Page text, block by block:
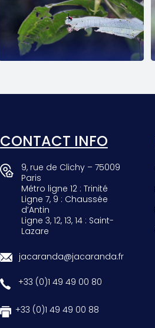
CONTACT INFO
9, rue de Clichy – 75009
Paris
Métro ligne 12 : Trinité
Ligne 7, 9 : Chaussée
d’Antin
Ligne 3, 12, 13, 14 : Saint-
Lazare
jacaranda@jacaranda.fr
+33 (0)1 49 49 00 80
+33 (0)1 49 49 00 88